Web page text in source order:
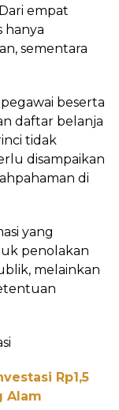
empat
hanya
sementara
beserta
daftar belanja
tidak
disampaikan
di
yang
penolakan
melainkan
Rp1,5
Alam